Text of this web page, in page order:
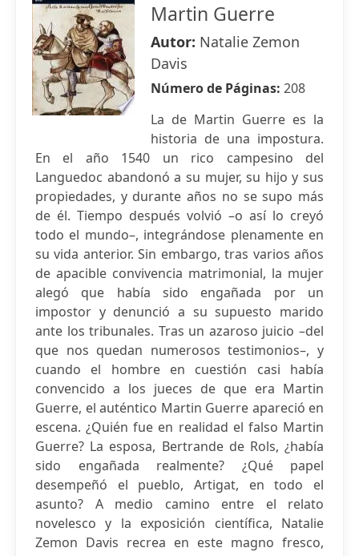
Martin Guerre
Autor: Natalie Zemon
Davis
Número de Páginas: 208
La de Martin Guerre es la
historia de una impostura.
En el año 1540 un rico campesino del
Languedoc abandonó a su mujer, su hijo y sus
propiedades, y durante años no se supo más
de él. Tiempo después volvió –o así lo creyó
todo el mundo–, integrándose plenamente en
su vida anterior. Sin embargo, tras varios años
de apacible convivencia matrimonial, la mujer
alegó que había sido engañada por un
impostor y denunció a su supuesto marido
ante los tribunales. Tras un azaroso juicio –del
que nos quedan numerosos testimonios–, y
cuando el hombre en cuestión casi había
convencido a los jueces de que era Martin
Guerre, el auténtico Martin Guerre apareció en
escena. ¿Quién fue en realidad el falso Martin
Guerre? La esposa, Bertrande de Rols, ¿había
sido engañada realmente? ¿Qué papel
desempeñó el pueblo, Artigat, en todo el
asunto? A medio camino entre el relato
novelesco y la exposición científica, Natalie
Zemon Davis recrea en este magno fresco,